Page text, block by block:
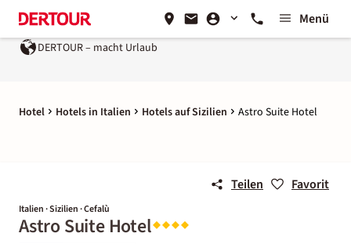
Menü
DERTOUR – macht Urlaub
Hotel Hotels in Italien Hotels auf Sizilien Astro Suite Hotel
Teilen Favorit
Italien · Sizilien · Cefalù
Astro Suite Hotel